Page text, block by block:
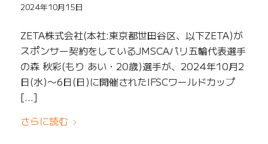
2024年10月15日
ZETA株式会社(本社:東京都世田谷区、以下ZETA)が
スポンサー契約をしているJMSCAパリ五輪代表選手
の森 秋彩(もり あい・20歳)選手が、2024年10月2
日(水)〜6日(日)に開催されたIFSCワールドカップ
[…]
さらに読む